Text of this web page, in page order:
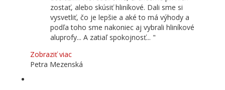
zostať, alebo skúsiť hliníkové. Dali sme si
vysvetliť, čo je lepšie a aké to má výhody a
podľa toho sme nakoniec aj vybrali hliníkové
aluprofy... A zatiaľ spokojnosť...
Zobraziť viac
Petra Mezenská